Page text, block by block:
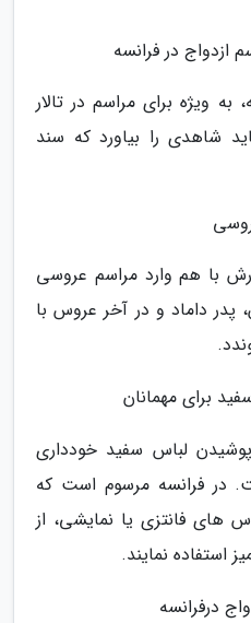
در فرانسه
به ویژه برای مراسم در تالار
شاهدی را بیاورد که سند
با هم وارد مراسم عروسی
داماد و در آخر عروس با
پوشیدن لباس سفید خودداری
در فرانسه مرسوم است که
های فانتزی یا نمایشی، از
استفاده نمایند.